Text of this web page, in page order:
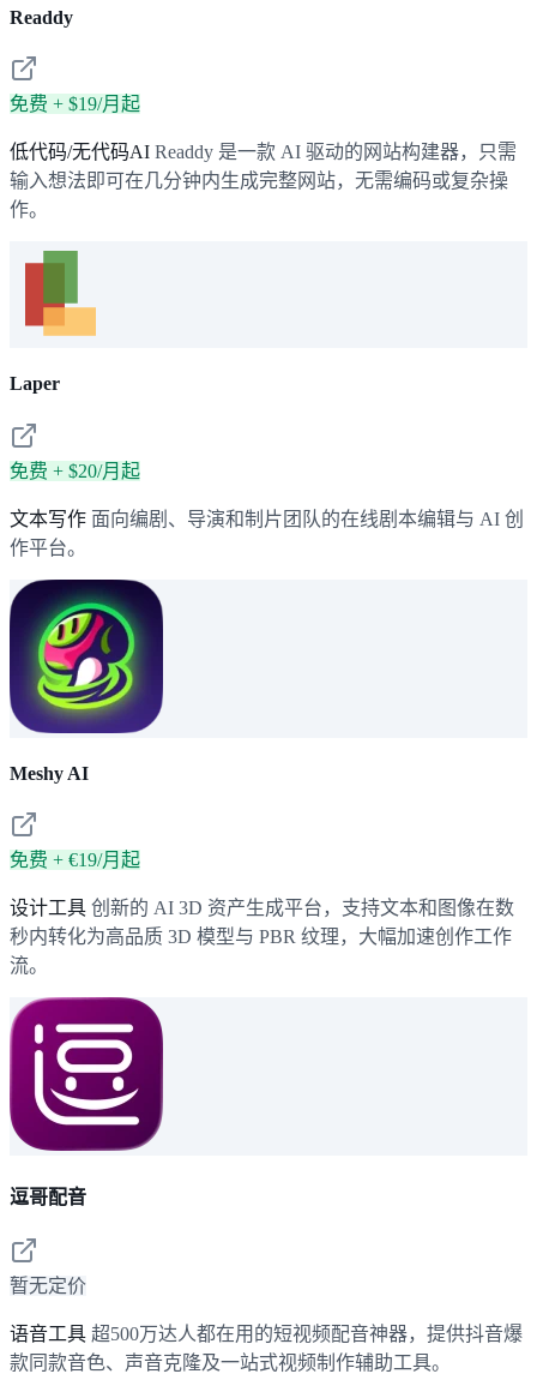
Readdy
免费 + $19/月起
低代码/无代码AI Readdy 是一款 AI 驱动的网站构建器，只需
输入想法即可在几分钟内生成完整网站，无需编码或复杂操
作。
Laper
免费 + $20/月起
文本写作 面向编剧、导演和制片团队的在线剧本编辑与 AI 创
作平台。
Meshy AI
免费 + €19/月起
设计工具 创新的 AI 3D 资产生成平台，支持文本和图像在数
秒内转化为高品质 3D 模型与 PBR 纹理，大幅加速创作工作
流。
逗哥配音
暂无定价
语音工具 超500万达人都在用的短视频配音神器，提供抖音爆
款同款音色、声音克隆及一站式视频制作辅助工具。